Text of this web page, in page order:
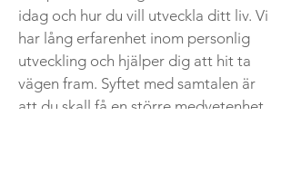
idag och hur du vill utveckla ditt liv. Vi
har lång erfarenhet inom personlig
utveckling och hjälper dig att hit ta
vägen fram. Syftet med samtalen är
att du skall få en större medvetenhet